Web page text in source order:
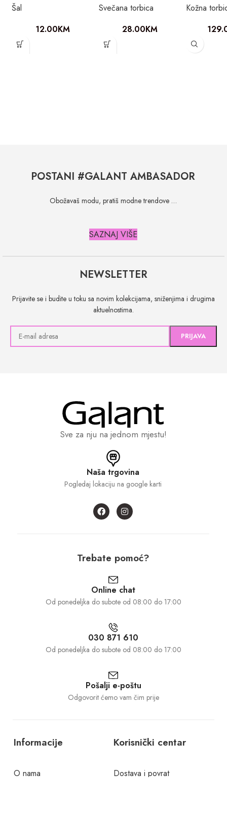
Šal
12.00KM
Svečana torbica
28.00KM
Kožna
POSTANI #GALANT AMBASADOR
Obožavaš modu, pratiš modne trendove …
SAZNAJ VIŠE
NEWSLETTER
Prijavite se i budite u toku sa novim kolekcijama, sniženjima i drugima
aktuelnostima.
Sve za nju na jednom mjestu!
Naša trgovina
Pogledaj lokaciju na google karti
Trebate pomoć?
Online chat
Od ponedeljka do subote od 08:00 do 17:00
030 871 610
Od ponedeljka do subote od 08:00 do 17:00
Pošalji e-poštu
Odgovorit ćemo vam čim prije
Informacije
O nama
Korisnički centar
Dostava i povrat